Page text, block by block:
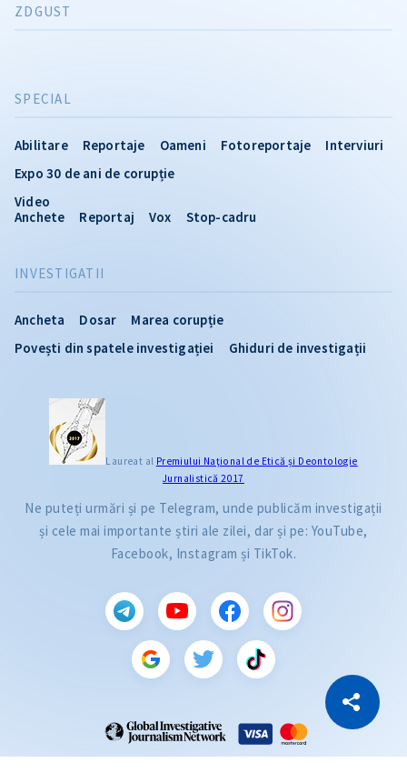
Copiază Link
INVESTIGATII
Ancheta Dosar
Marea corupție
Povești din spatele investigației
Ghiduri de investigații
SPECIAL
Abilitare Reportaje Oameni Fotoreportaje
Interviuri
Expo 30 de ani de corupție
Video
Anchete
Reportaj Vox Stop-cadru
ZDGUST
Laureat al Premiului Naţional de Etică și Deontologie
Jurnalistică 2017
Ne puteți urmări și pe Telegram, unde publicăm investigații
și cele mai importante știri ale zilei, dar și pe: YouTube,
Facebook, Instagram și TikTok.